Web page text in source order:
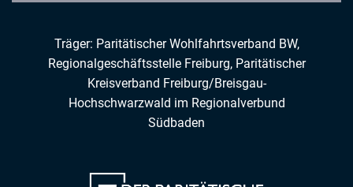
Träger: Paritätischer Wohlfahrtsverband BW,
Regionalgeschäftsstelle Freiburg, Paritätischer
Kreisverband Freiburg/Breisgau-
Hochschwarzwald im Regionalverbund
Südbaden